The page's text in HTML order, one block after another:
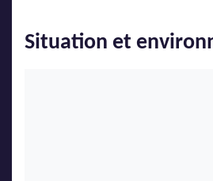
Situation et